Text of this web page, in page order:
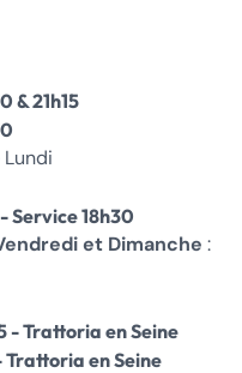
& 21h15
Service 18h30
et Dimanche :
Trattoria en Seine